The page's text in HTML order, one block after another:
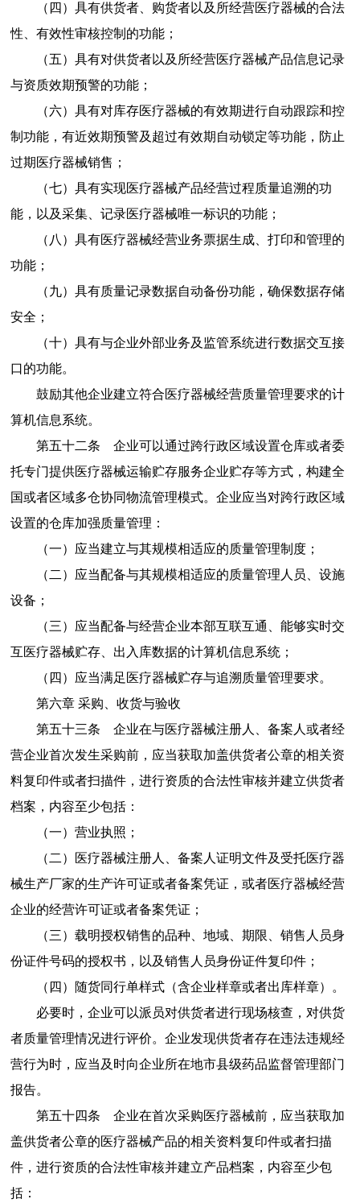
（四）具有供货者、购货者以及所经营医疗器械的合法
性、有效性审核控制的功能；
（五）具有对供货者以及所经营医疗器械产品信息记录
与资质效期预警的功能；
（六）具有对库存医疗器械的有效期进行自动跟踪和控
制功能，有近效期预警及超过有效期自动锁定等功能，防止
过期医疗器械销售；
（七）具有实现医疗器械产品经营过程质量追溯的功
能，以及采集、记录医疗器械唯一标识的功能；
（八）具有医疗器械经营业务票据生成、打印和管理的
功能；
（九）具有质量记录数据自动备份功能，确保数据存储
安全；
（十）具有与企业外部业务及监管系统进行数据交互接
口的功能。
鼓励其他企业建立符合医疗器械经营质量管理要求的计
算机信息系统。
第五十二条 企业可以通过跨行政区域设置仓库或者委
托专门提供医疗器械运输贮存服务企业贮存等方式，构建全
国或者区域多仓协同物流管理模式。企业应当对跨行政区域
设置的仓库加强质量管理：
（一） 应当建立与其规模相适应的质量管理制度；
（二） 应当配备与其规模相适应的质量管理人员、设施
设备；
（三） 应当配备与经营企业本部互联互通、能够实时交
互医疗器械贮存、出入库数据的计算机信息系统；
（四） 应当满足医疗器械贮存与追溯质量管理要求。
第六章 采购、收货与验收
第五十三条 企业在与医疗器械注册人、备案人或者经
营企业首次发生采购前，应当获取加盖供货者公章的相关资
料复印件或者扫描件，进行资质的合法性审核并建立供货者
档案，内容至少包括：
（一）营业执照；
（二）医疗器械注册人、备案人证明文件及受托医疗器
械生产厂家的生产许可证或者备案凭证，或者医疗器械经营
企业的经营许可证或者备案凭证；
（三）载明授权销售的品种、地域、期限、销售人员身
份证件号码的授权书，以及销售人员身份证件复印件；
（四）随货同行单样式（含企业样章或者出库样章）。
必要时，企业可以派员对供货者进行现场核查，对供货
者质量管理情况进行评价。企业发现供货者存在违法违规经
营行为时，应当及时向企业所在地市县级药品监督管理部门
报告。
第五十四条 企业在首次采购医疗器械前，应当获取加
盖供货者公章的医疗器械产品的相关资料复印件或者扫描
件，进行资质的合法性审核并建立产品档案，内容至少包
括：